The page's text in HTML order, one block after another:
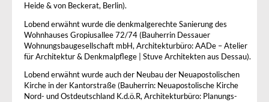
Heide & von Beckerat, Berlin).
Lobend erwähnt wurde die denkmalgerechte Sanierung des
Wohnhauses Gropiusallee 72/74 (Bauherrin Dessauer
Wohnungsbaugesellschaft mbH, Architekturbüro: AADe – Atelier
für Architektur & Denkmalpflege | Stuve Architekten aus Dessau).
Lobend erwähnt wurde auch der Neubau der Neuapostolischen
Kirche in der Kantorstraße (Bauherrin: Neuapostolische Kirche
Nord- und Ostdeutschland K.d.ö.R, Architekturbüro: Planungs-